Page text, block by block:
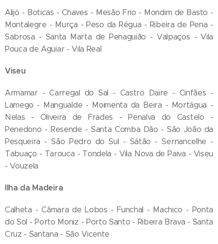
Alijó - Boticas - Chaves - Mesão Frio - Mondim de Basto -
Montalegre - Murça - Peso da Régua - Ribeira de Pena -
Sabrosa - Santa Marta de Penaguião - Valpaços - Vila
Pouca de Aguiar - Vila Real
Viseu
Armamar - Carregal do Sal - Castro Daire - Cinfães -
Lamego - Mangualde - Moimenta da Beira - Mortágua -
Nelas - Oliveira de Frades - Penalva do Castelo -
Penedono - Resende - Santa Comba Dão - São João da
Pesqueira - São Pedro do Sul - Sátão - Sernancelhe -
Tabuaço - Tarouca - Tondela - Vila Nova de Paiva - Viseu
- Vouzela
Ilha da Madeira
Calheta - Câmara de Lobos - Funchal - Machico - Ponta
do Sol - Porto Moniz - Porto Santo - Ribeira Brava - Santa
Cruz - Santana - São Vicente